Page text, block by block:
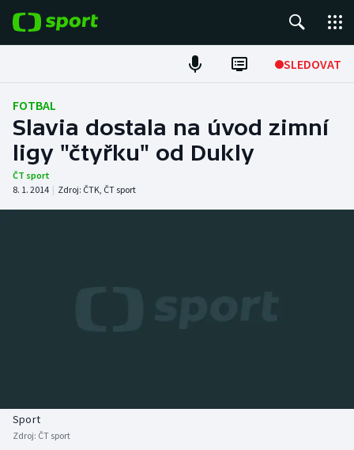
SLEDOVAT
Fotbal
Hokej
Tenis
Atletika
Biatlon
Aplikace ČT sport
FOTBAL
Slavia dostala na úvod zimní
ligy "čtyřku" od Dukly
ČT sport
8. 1. 2014 | Zdroj: ČTK, ČT sport
Sport
Zdroj: ČT sport